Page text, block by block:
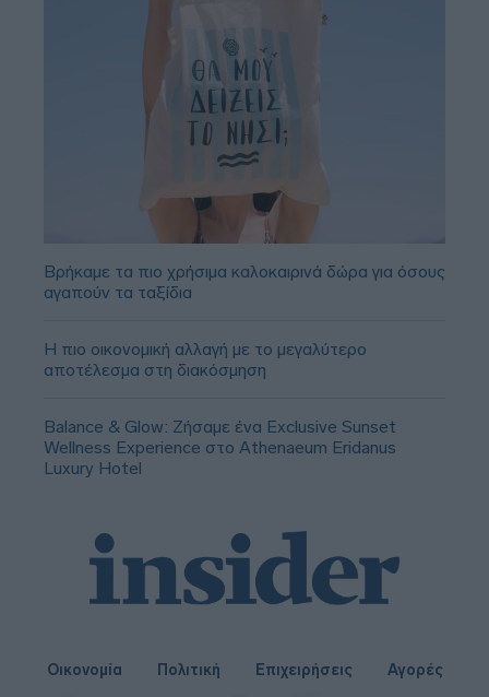
Βρήκαμε τα πιο χρήσιμα καλοκαιρινά δώρα για όσους
αγαπούν τα ταξίδια
Η πιο οικονομική αλλαγή με το μεγαλύτερο
αποτέλεσμα στη διακόσμηση
Balance & Glow: Ζήσαμε ένα Exclusive Sunset
Wellness Experience στο Athenaeum Eridanus
Luxury Hotel
Οικονομία Πολιτική Επιχειρήσεις
Αγορές